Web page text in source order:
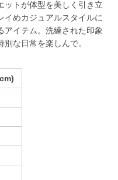
ットが体型を美しく引き立
イめカジュアルスタイルに
アイテム。洗練された印象
な日常を楽しんで。